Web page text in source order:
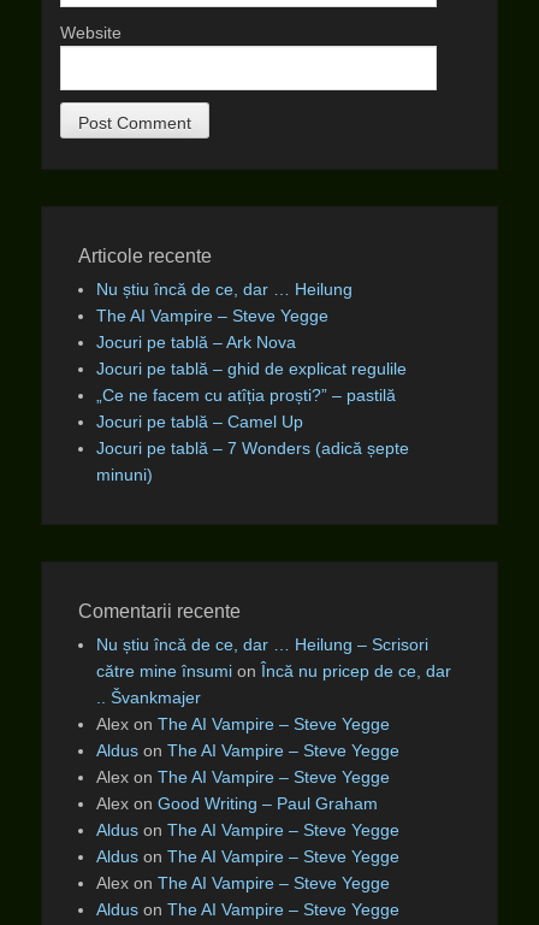
Website
Articole recente
Nu știu încă de ce, dar … Heilung
The AI Vampire – Steve Yegge
Jocuri pe tablă – Ark Nova
Jocuri pe tablă – ghid de explicat regulile
„Ce ne facem cu atîția proști?” – pastilă
Jocuri pe tablă – Camel Up
Jocuri pe tablă – 7 Wonders (adică șepte
minuni)
Comentarii recente
Nu știu încă de ce, dar … Heilung – Scrisori
către mine însumi on Încă nu pricep de ce, dar
.. Švankmajer
Alex on The AI Vampire – Steve Yegge
Aldus on The AI Vampire – Steve Yegge
Alex on The AI Vampire – Steve Yegge
Alex on Good Writing – Paul Graham
Aldus on The AI Vampire – Steve Yegge
Aldus on The AI Vampire – Steve Yegge
Alex on The AI Vampire – Steve Yegge
Aldus on The AI Vampire – Steve Yegge